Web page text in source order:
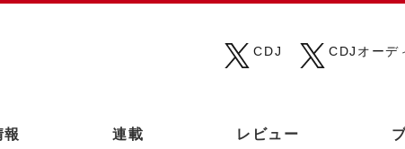
CDJ
CDJオーデ
連載 レビュー